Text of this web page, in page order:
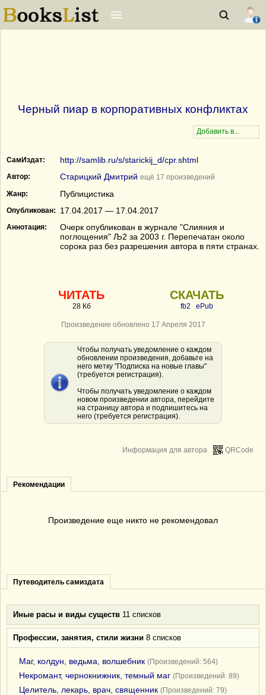
Черный пиар в корпоративных конфликтах
СамИздат: http://samlib.ru/s/starickij_d/cpr.shtml
Автор: Старицкий Дмитрий ещё 17 произведений
Жанр:
Публицистика
Опубликован: 17.04.2017 — 17.04.2017
Аннотация:
Очерк опубликован в журнале "Слияния и
поглощения" Љ2 за 2003 г. Перепечатан около
сорока раз без разрешения автора в пяти странах.
ЧИТАТЬ
28 Кб
СКАЧАТЬ
fb2 ePub
Произведение обновлено 17 Апреля 2017
Чтобы получать уведомление о каждом
обновлении произведения, добавьте на
него метку "Подписка на новые главы"
(требуется регистрация).
Чтобы получать уведомление о каждом
новом произведении автора, перейдите
на страницу автора и подпишитесь на
него (требуется регистрация).
QRCode
Информация для автора
Рекомендации
Произведение еще никто не рекомендовал
Путеводитель самиздата
Иные расы и виды существ 11 списков
Профессии, занятия, стили жизни 8 списков
Маг, колдун, ведьма, волшебник (Произведений: 564)
Некромант, чернокнижник, темный маг (Произведений: 89)
Целитель, лекарь, врач, священник (Произведений: 79)